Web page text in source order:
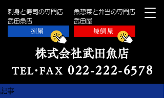
刺身と寿司の専門店
​武田魚店
魚惣菜と弁当の専門店
​武田屋
捌屋
焼鯛屋
株式会社武田魚店
TEL・ FAX 022-222-6578
記事